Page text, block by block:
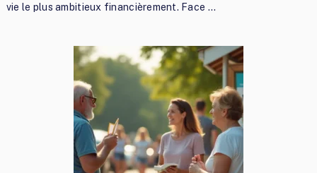
vie le plus ambitieux financièrement. Face …